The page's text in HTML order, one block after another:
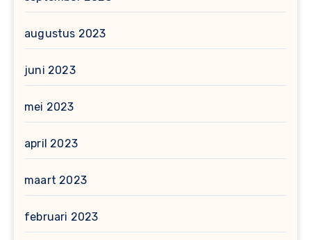
augustus 2023
juni 2023
mei 2023
april 2023
maart 2023
februari 2023